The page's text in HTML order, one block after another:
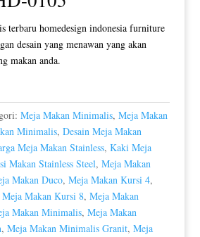
terbaru homedesign indonesia furniture
desain yang menawan yang akan
makan anda.
Meja Makan Minimalis, Meja Makan
Minimalis, Desain Meja Makan
Meja Makan Stainless, Kaki Meja
Makan Stainless Steel, Meja Makan
Makan Duco, Meja Makan Kursi 4,
Meja Makan Kursi 8, Meja Makan
Makan Minimalis, Meja Makan
, Meja Makan Minimalis Granit, Meja